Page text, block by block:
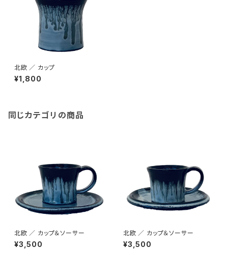
北欧 ／ カップ
¥1,800
同じカテゴリの商品
北欧 ／ カップ＆ソーサー
¥3,500
北欧 ／ カップ＆ソーサー
¥3,500